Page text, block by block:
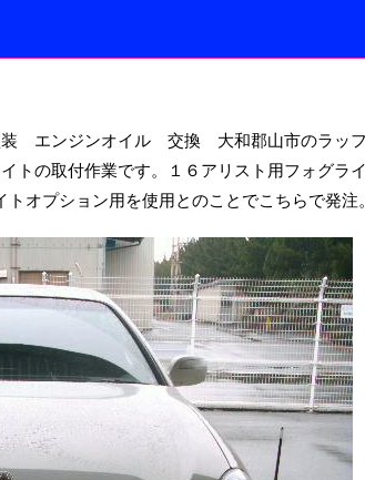
エンジンオイル 交換 大和郡山市のラッフ
トの取付作業です。１６アリスト用フォグラ
オプション用を使用とのことでこちらで発注。